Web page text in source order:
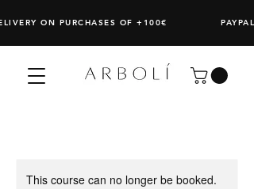
ON PURCHASES OF +100€ PAYPAL:
This course can no longer be booked.